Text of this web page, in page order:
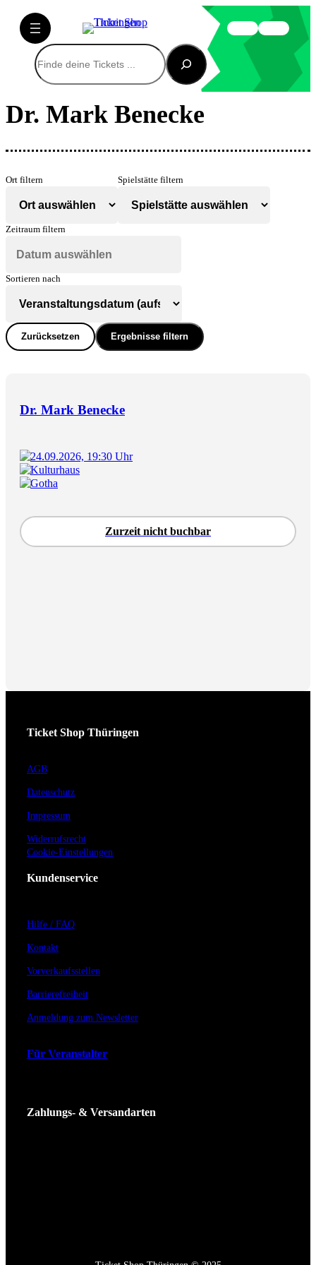
Suchen
Dr. Mark Benecke
Ort filtern Spielstätte filtern
Zeitraum filtern
Sortieren nach
Zurücksetzen Ergebnisse filtern
Dr. Mark Benecke
24.09.2026, 19:30 Uhr
Kulturhaus
Gotha
Zurzeit nicht buchbar
Ticket Shop Thüringen
AGB
Datenschutz
Impressum
Widerrufsrecht
Cookie-Einstellungen
Kundenservice
Hilfe / FAQ
Kontakt
Vorverkaufsstellen
Barrierefreiheit
Anmeldung zum Newsletter
Für Veranstalter
Zahlungs- & Versandarten